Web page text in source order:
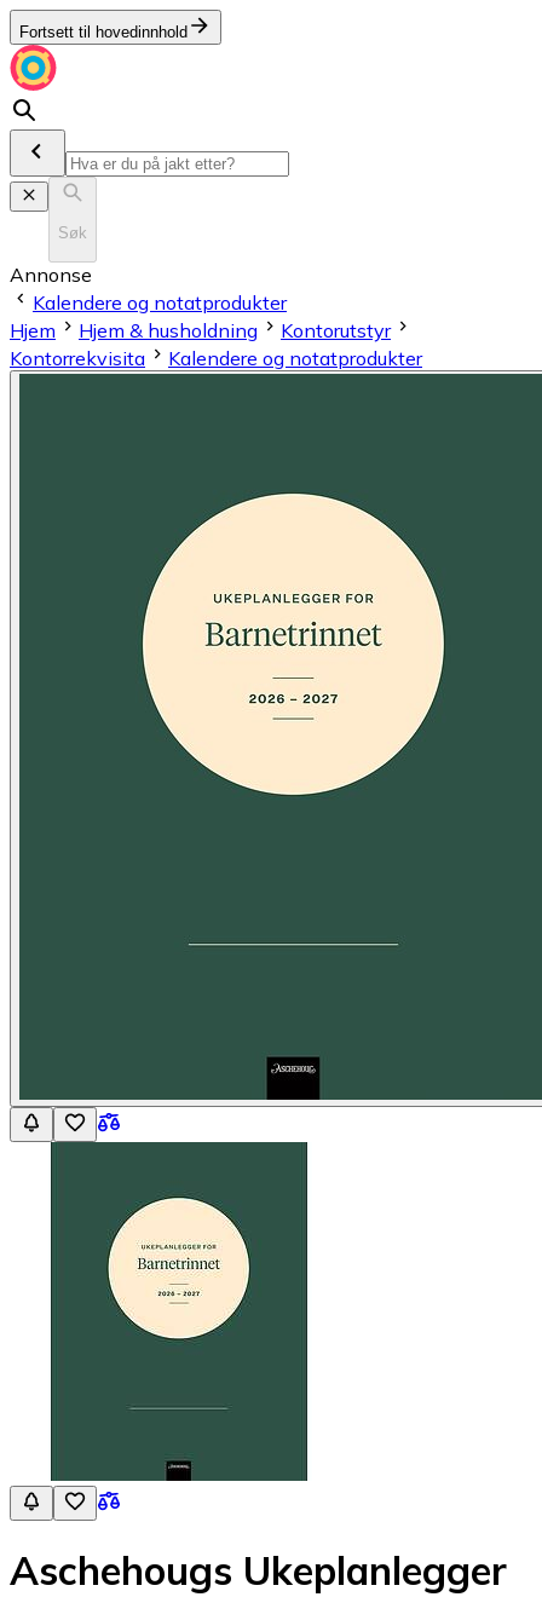
Fortsett til hovedinnhold
Søk
Annonse
Kalendere og notatprodukter
Hjem
Hjem & husholdning
Kontorutstyr
Kontorrekvisita
Kalendere og notatprodukter
Aschehougs Ukeplanlegger